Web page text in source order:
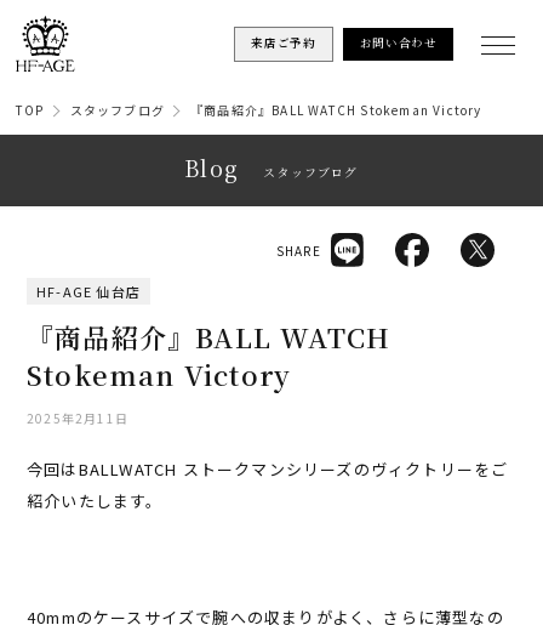
来店ご予約 お問い合わせ
TOP スタッフブログ 『商品紹介』BALL WATCH Stokeman Victory
Blog スタッフブログ
HF-AGE 仙台店
『商品紹介』BALL WATCH
Stokeman Victory
2025年2月11日
SHARE
今回はBALLWATCH ストークマンシリーズのヴィクトリーをご
紹介いたします。
40mmのケースサイズで腕への収まりがよく、さらに薄型なの